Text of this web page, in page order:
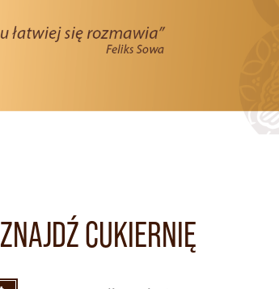
ZNAJDŹ CUKIERNIĘ